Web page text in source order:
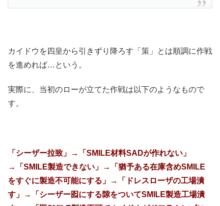
カイドウを四皇から引きずり降ろす「策」とは順調に作戦
を進めれば…という。
実際に、当初のローが立てた作戦は以下のようなもので
す。
「シーザー拉致」→「SMILE材料SADが作れない」
→「SMILE製造できない」→「猶予ある在庫含めSMILE
をすぐに製造不可能にする」→「ドレスローザの工場潰
す」→「シーザー囮にする隙をついてSMILE製造工場潰